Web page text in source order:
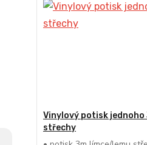
Vinylový potisk jednoho
střechy